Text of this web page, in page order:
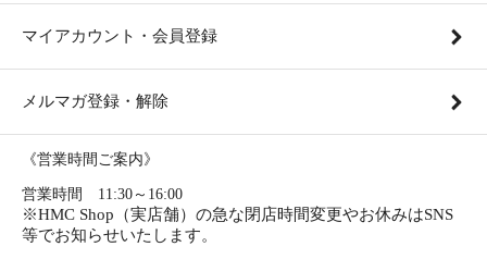
マイアカウント・会員登録
メルマガ登録・解除
《営業時間ご案内》
営業時間 11:30～16:00
※HMC Shop（実店舗）の急な閉店時間変更やお休みはSNS
等でお知らせいたします。